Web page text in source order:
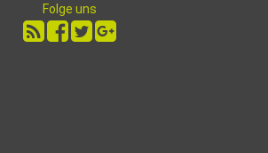
Folge uns